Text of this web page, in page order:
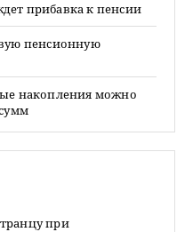
прибавка к пенсии
пенсионную
накопления можно
при